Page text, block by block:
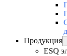
Продукция
ESQ